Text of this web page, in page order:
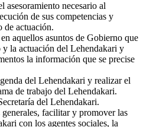
asesoramiento necesario al
de sus competencias y
de actuación.
aquellos asuntos de Gobierno que
la actuación del Lehendakari y
la información que se precise
del Lehendakari y realizar el
de trabajo del Lehendakari.
del Lehendakari.
facilitar y promover las
con los agentes sociales, la